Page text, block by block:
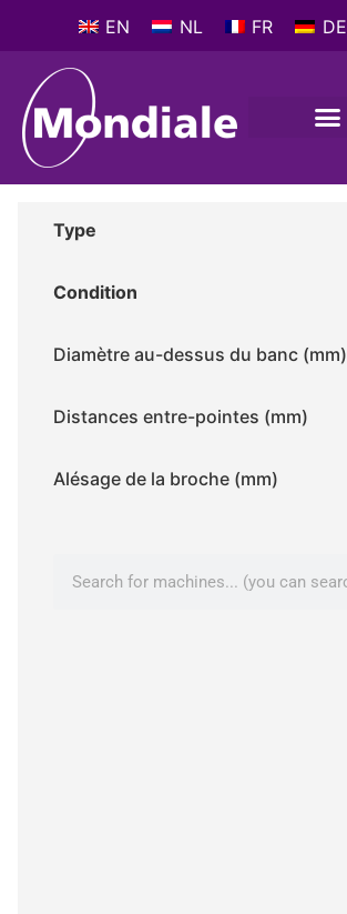
EN NL FR DE
Type
Condition
Diamètre au-dessus du banc (mm)
Distances entre-pointes (mm)
Alésage de la broche (mm)